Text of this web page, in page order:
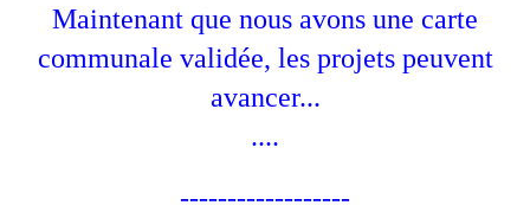
Maintenant que nous avons une carte
communale validée, les projets peuvent
avancer...
....
------------------